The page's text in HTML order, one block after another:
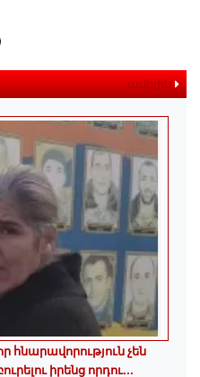
ավելին
հնարավորություն չեն
իրենց որդու...